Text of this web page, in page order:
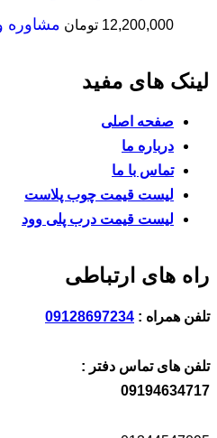
تومان مشاوره و ثبت
مفید
اصلی
ما
با ما
قیمت چوب پلاست
قیمت درب پلی وود
ارتباطی
:
09128697234
تماس دفتر :